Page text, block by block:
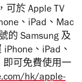
可於 Apple TV
、iPad、Mac
的 Samsung 及
、iPad、
即可免費使用一
hk/apple-